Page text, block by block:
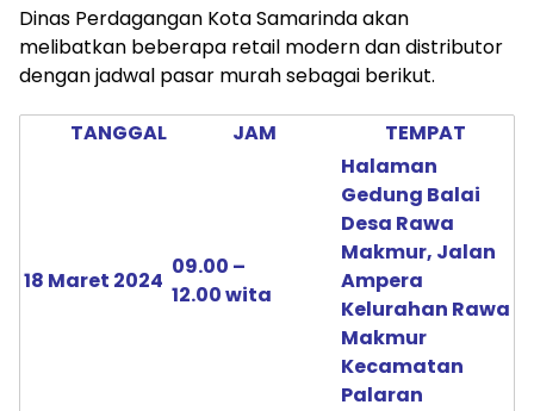
Dinas Perdagangan Kota Samarinda akan
melibatkan beberapa retail modern dan distributor
dengan jadwal pasar murah sebagai berikut.
TANGGAL JAM TEMPAT
18 Maret 2024
09.00 –
12.00 wita
Halaman
Gedung Balai
Desa Rawa
Makmur, Jalan
Ampera
Kelurahan Rawa
Makmur
Kecamatan
Palaran